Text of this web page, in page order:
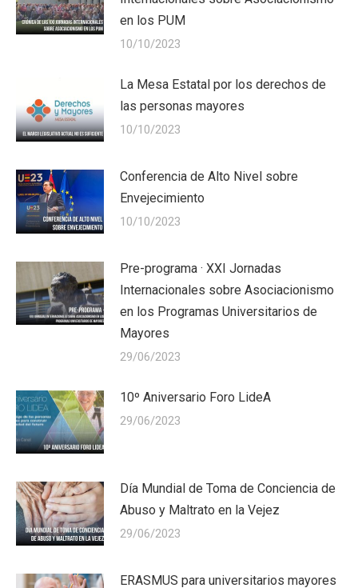
en los PUM
10/10/2023
La Mesa Estatal por los derechos de
las personas mayores
10/10/2023
Conferencia de Alto Nivel sobre
Envejecimiento
10/10/2023
Pre-programa · XXI Jornadas
Internacionales sobre Asociacionismo
en los Programas Universitarios de
Mayores
29/06/2023
10º Aniversario Foro LideA
29/06/2023
Día Mundial de Toma de Conciencia de
Abuso y Maltrato en la Vejez
29/06/2023
ERASMUS para universitarios mayores